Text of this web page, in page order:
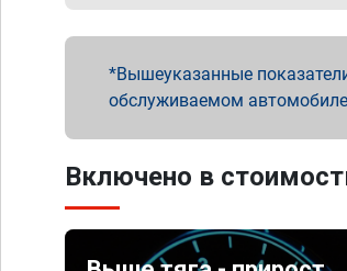
Вышеуказанные
обслуживаемом
Включено в